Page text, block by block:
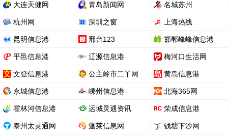
大连天健网 青岛新闻网 名城苏州
杭州网 深圳之窗 上海热线
昆明信息港 邢台123 邯郸峰峰信息港
平邑信息港 辽源信息港 梅河口生活网
文登信息港 公主岭市二丫网 黄岛信息港
永城信息港 嵊州信息港 北海365网
霍林河信息港 运城灵通资讯 荣成信息港
泰州太灵通网 蓬莱信息网 钱塘下沙网